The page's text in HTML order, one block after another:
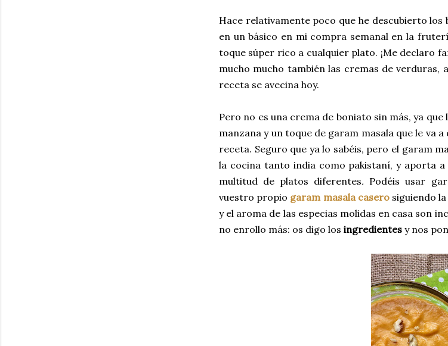
Hace relativamente poco que he descubierto
en un básico en mi compra semanal en la
toque súper rico a cualquier plato. ¡Me declaro
mucho mucho también las cremas de verduras,
receta se avecina hoy.
Pero no es una crema de boniato sin más, ya
manzana y un toque de garam masala que le va
receta. Seguro que ya lo sabéis, pero el garam
la cocina tanto india como pakistaní, y aporta
multitud de platos diferentes. Podéis usar
vuestro propio garam masala caserosiguiendo la
y el aroma de las especias molidas en casa son
no enrollo más: os digo los ingredientes y nos